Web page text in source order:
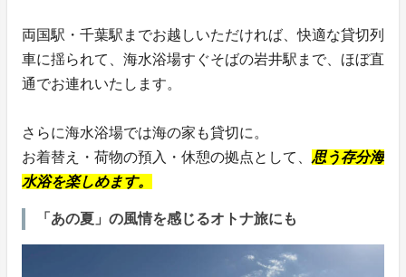
両国駅・千葉駅までお越しいただければ、快適な貸切列
車に揺られて、海水浴場すぐそばの岩井駅まで、ほぼ直
通でお連れいたします。
さらに海水浴場では海の家も貸切に。
お着替え・荷物の預入・休憩の拠点として、 思う存分海
水浴を楽しめます。
「あの夏」の風情を感じるオトナ旅にも